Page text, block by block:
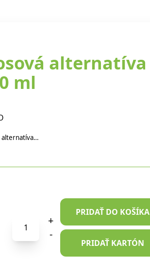
alternatíva
ml
alternatíva…
Ecomil
Bio
+
-
PRIDAŤ DO KOŠÍKA
PRIDAŤ KARTÓN